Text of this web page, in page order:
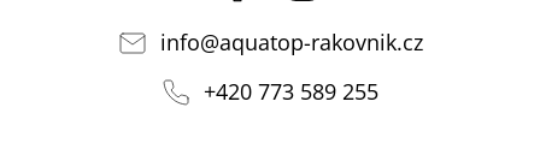
info@aquatop-rakovnik.cz
+420 773 589 255